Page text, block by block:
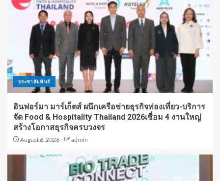
ประชาสัมพันธ์
อินฟอร์มา มาร์เก็ตส์ ผนึกเครือข่ายธุรกิจท่องเที่ยว-บริการ
จัด Food & Hospitality Thailand 2026เชื่อม 4 งานใหญ่
สร้างโอกาสธุรกิจครบวงจร
August 6, 2026 admin